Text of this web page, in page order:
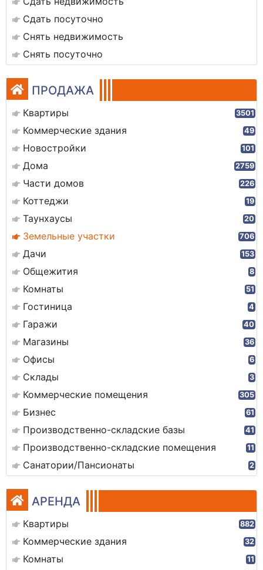
Сдать посуточно
Снять недвижимость
Снять посуточно
ПРОДАЖА
Квартиры 3501
Коммерческие здания 49
Новостройки 101
Дома 2759
Части домов 226
Коттеджи 19
Таунхаусы 20
Земельные участки 706
Дачи 153
Общежития 8
Комнаты 51
Гостиница 4
Гаражи 40
Магазины 36
Офисы 6
Склады 3
Коммерческие помещения 305
Бизнес 61
Производственно-складские базы 41
Производственно-складские помещения 11
Санатории/Пансионаты 2
АРЕНДА
Квартиры 882
Коммерческие здания 32
Комнаты 11